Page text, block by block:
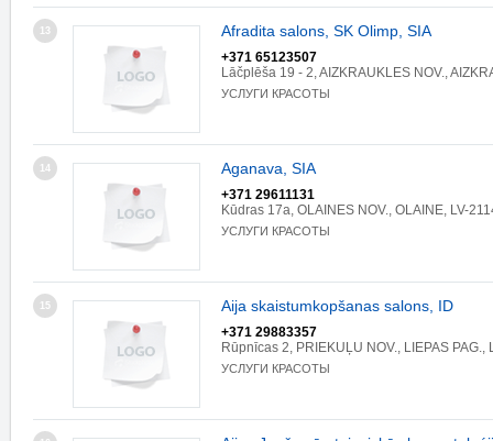
13 Afradita salons, SK Olimp, SIA
+371 65123507
Lāčplēša 19 - 2, AIZKRAUKLES NOV.,
УСЛУГИ КРАСОТЫ
14 Aganava, SIA
+371 29611131
Kūdras 17a, OLAINES NOV., OLAINE, LV-
УСЛУГИ КРАСОТЫ
15 Aija skaistumkopšanas salons, ID
+371 29883357
Rūpnīcas 2, PRIEKUĻU NOV., LIEPAS PAG.,
УСЛУГИ КРАСОТЫ